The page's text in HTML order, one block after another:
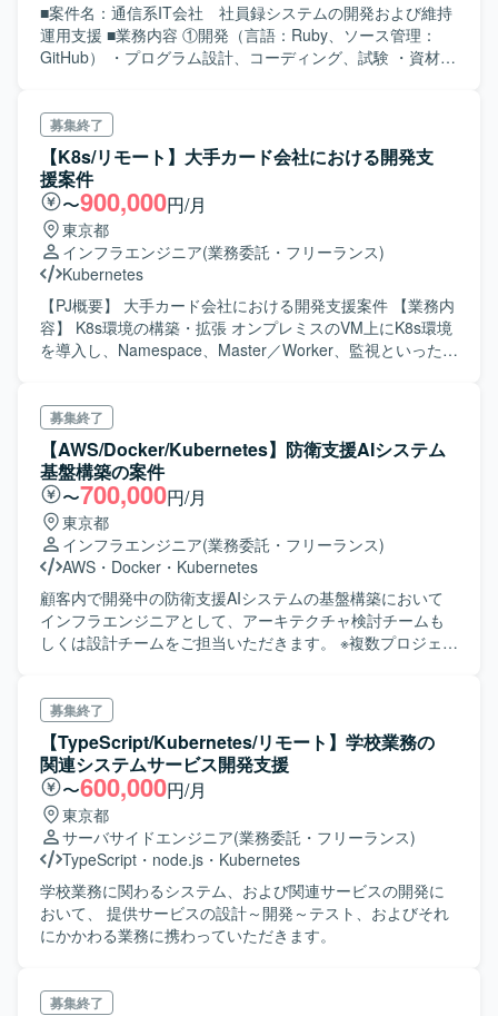
■案件名：通信系IT会社 社員録システムの開発および維持
運用支援 ■業務内容 ①開発（言語：Ruby、ソース管理：
GitHub） ・プログラム設計、コーディング、試験 ・資材管
対応 ・不具合対応 ・その他申請等による設定値変更 ■スキ
ル要件 必須スキル：開発言語：RubyonRails
コンテナ管理：Kubernetes ※その他上記記載のツール等の
経験があれば尚可
募集終了
【K8s/リモート】大手カード会社における開発支
援案件
〜900,000円/月
東京都
インフラエンジニア(業務委託・フリーランス)
Kubernetes
【PJ概要】 大手カード会社における開発支援案件 【業務内
容】 K8s環境の構築・拡張 オンプレミスのVM上にK8s環境
を導入し、Namespace、Master／Worker、監視といった基
導入支援といった付随作業の可能性あり 【単金】スキル見
合い（90万円程度）※上振れあり 【スキル】 （必須） ・単
独でK8s環境の構築・導入が可能 ・詳細設計レベルのパラ
メータ設計および文章化が可能 ・K8s環境の構築・導入お
よび既存システムとの接続に必要なネットワークの知見を
有する ・VM等、オンプレミス環境のインフラストラクチャ
について一般的な知見を有する ・いわゆる「本番系」の設
計および構築について知見を有する (尚良) ・K8s環境に一
般的な3層構造のWeb Appを導入する知見を有する ・GCP
についての知見、活用経験を有する ・Radis DBの構築経験
を有する
募集終了
【AWS/Docker/Kubernetes】防衛支援AIシステム
基盤構築の案件
〜700,000円/月
東京都
インフラエンジニア(業務委託・フリーランス)
AWS ・ Docker ・ Kubernetes
顧客内で開発中の防衛支援AIシステムの基盤構築において
インフラエンジニアとして、アーキテクチャ検討チームも
しくは設計チームをご担当いただきます。 ※複数プロジェク
募集終了
【TypeScript/Kubernetes/リモート】学校業務の
関連システムサービス開発支援
〜600,000円/月
東京都
サーバサイドエンジニア(業務委託・フリーランス)
TypeScript ・ node.js ・ Kubernetes
学校業務に関わるシステム、および関連サービスの開発に
おいて、 提供サービスの設計～開発～テスト、およびそれ
にかかわる業務に携わっていただきます。
募集終了